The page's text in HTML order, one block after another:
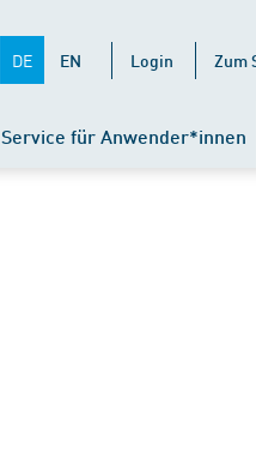
DE EN Login Zum
Service für Anwender*innen